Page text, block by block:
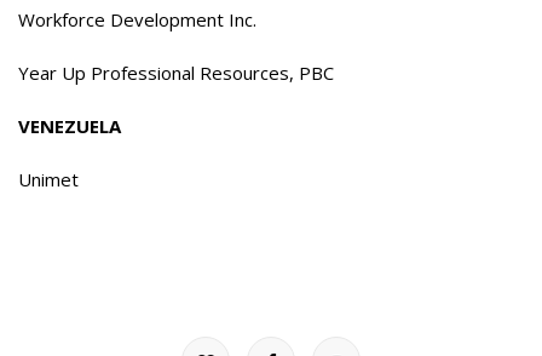
Workforce Development Inc.
Year Up Professional Resources, PBC
VENEZUELA
Unimet